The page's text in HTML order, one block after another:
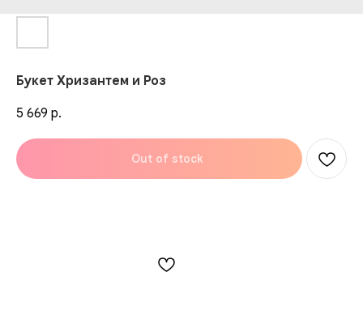
Букет Хризантем и Роз
5 669 р.
Out of stock